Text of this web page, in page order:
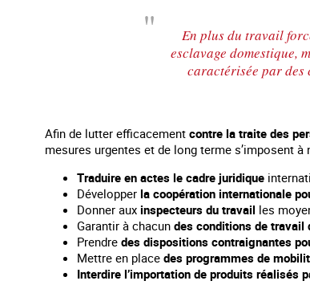
grands événements sportifs
En plus du travail
esclavage domestique,
caractérisée par
Afin de lutter efficacement contre la traite des
mesures urgentes et de long terme s’imposent à
Traduire en actes le cadre juridique
Développer la coopération internationale
Donner aux inspecteurs du travail les
Garantir à chacun des conditions de travail
Prendre des dispositions contraignantes
Mettre en place des programmes de
Interdire l’importation de produits réalisés